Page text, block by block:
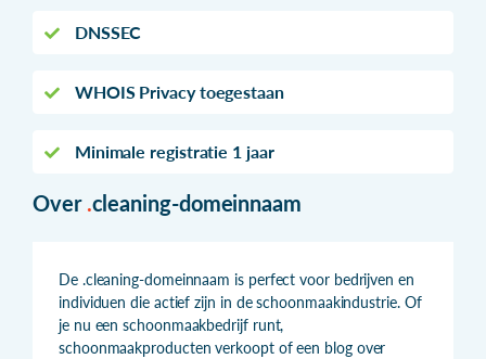
DNSSEC
WHOIS Privacy toegestaan
Minimale registratie 1 jaar
Over .cleaning-domeinnaam
De .cleaning-domeinnaam is perfect voor bedrijven en
individuen die actief zijn in de schoonmaakindustrie. Of
je nu een schoonmaakbedrijf runt,
schoonmaakproducten verkoopt of een blog over